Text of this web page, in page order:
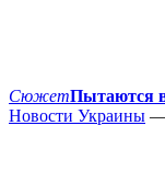
СюжетПытаются
Новости Украины —